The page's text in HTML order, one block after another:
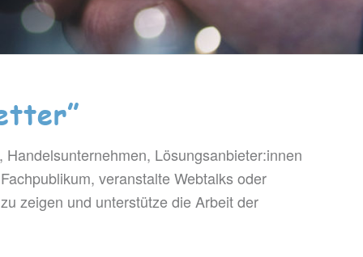
Lösungsanbieter:innen
veranstalte Webtalks oder
zeigen und unterstütze die Arbeit der